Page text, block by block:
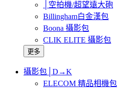
│空拍機/超望遠大砲
Billingham白金漢包
Boona 攝影包
CLIK ELITE 攝影包
更多
攝影包│D→K
ELECOM 精品相機包